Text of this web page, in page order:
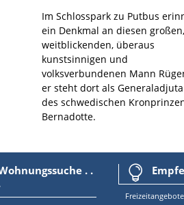
Im Schlosspark zu Putbus
ein Denkmal an diesen
weitblickenden, überaus
kunstsinnigen und
volksverbundenen Mann
er steht dort als
des schwedischen
Bernadotte.
. .
